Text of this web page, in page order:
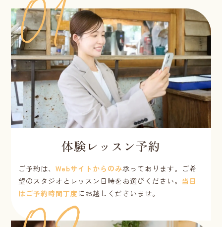
体験レッスン予約
ご予約は、Webサイトからのみ承っております。ご希
望のスタジオとレッスン日時をお選びください。 当日
はご予約時間丁度 にお越しくださいませ。